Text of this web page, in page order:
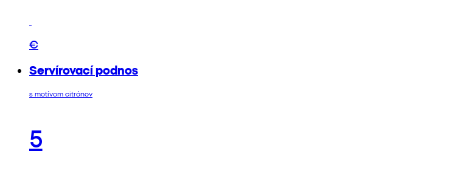
€
Servírovací podnos
s motívom citrónov
5